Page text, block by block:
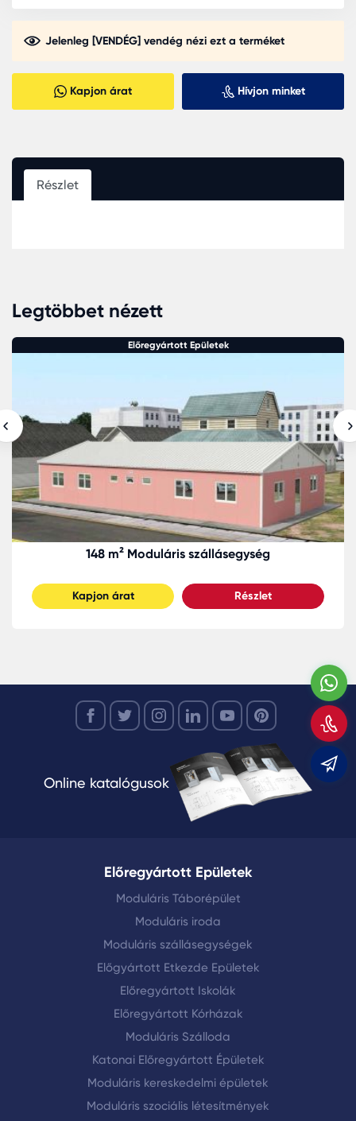
Jelenleg [VENDÉG] vendég nézi ezt a terméket
Kapjon árat Hívjon minket
Részlet
Legtöbbet nézett
Előregyártott Epületek
148 m² Moduláris szállásegység
Kapjon árat Részlet
Online katalógusok
Előregyártott Epületek
Moduláris Táborépület
Moduláris iroda
Moduláris szállásegységek
Előgyártott Etkezde Epületek
Előregyártott Iskolák
Előregyártott Kórházak
Moduláris Szálloda
Katonai Előregyártott Épületek
Moduláris kereskedelmi épületek
Moduláris szociális létesítmények